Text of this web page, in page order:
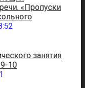
«Пропуски
занятия
10